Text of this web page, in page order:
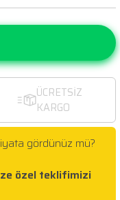
ÜCRETSİZ
KARGO
gördünüz mü?
özel teklifimizi